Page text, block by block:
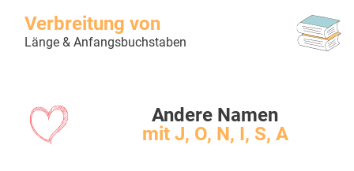
Verbreitung von
Länge & Anfangsbuchstaben
Andere Namen
mit J, O, N, I, S, A